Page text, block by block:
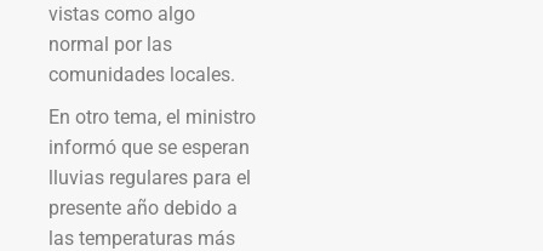
vistas como algo
normal por las
comunidades locales.
En otro tema, el ministro
informó que se esperan
lluvias regulares para el
presente año debido a
las temperaturas más